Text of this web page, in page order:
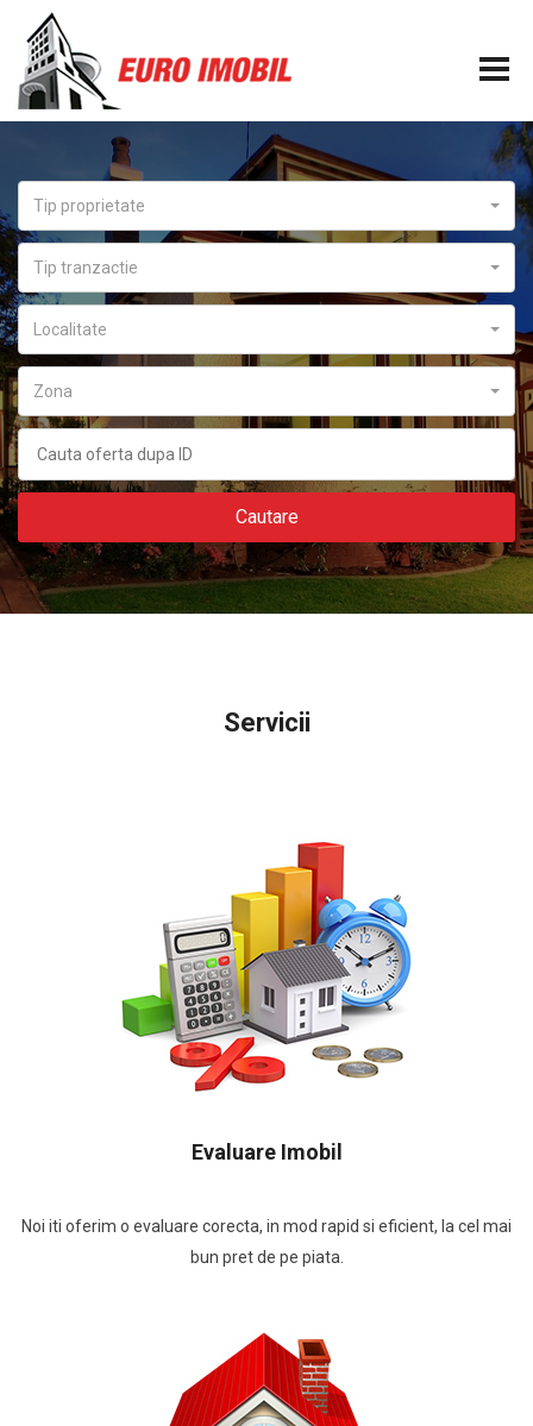
Tip proprietate
Tip tranzactie
Localitate
Zona
Servicii
Evaluare Imobil
Noi iti oferim o evaluare corecta, in mod rapid si eficient, la cel mai
bun pret de pe piata.